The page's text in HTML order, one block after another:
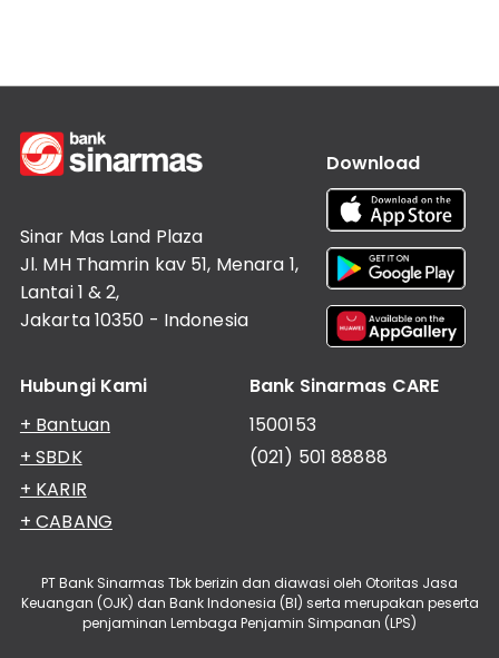
Sinar Mas Land Plaza
Jl. MH Thamrin kav 51, Menara 1,
Lantai 1 & 2,
Jakarta 10350 - Indonesia
Download
Hubungi Kami
+ Bantuan
+ SBDK
+ KARIR
+ CABANG
Bank Sinarmas CARE
1500153
(021) 501 88888
PT Bank Sinarmas Tbk berizin dan diawasi oleh Otoritas Jasa
Keuangan (OJK) dan Bank Indonesia (BI) serta merupakan peserta
penjaminan Lembaga Penjamin Simpanan (LPS)